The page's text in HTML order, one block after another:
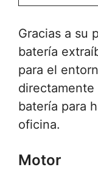
Gracias a su
batería
para el
batería para
oficina.
Motor